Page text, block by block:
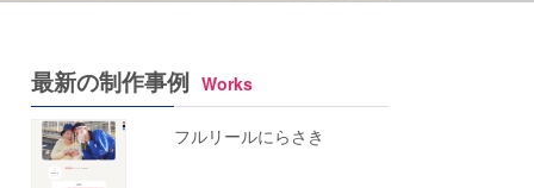
最新の制作事例 Works
フルリールにらさき